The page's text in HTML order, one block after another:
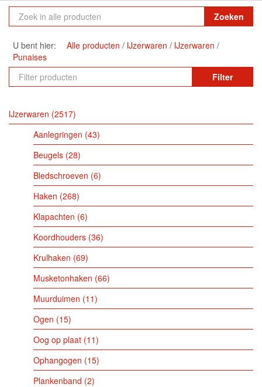
Zoeken
U bent hier: Alle producten IJzerwaren
IJzerwaren
Punaises
Filter
IJzerwaren 2517
Aanlegringen 43
Beugels 28
Bledschroeven 6
Haken 268
Klapachten 6
Koordhouders 36
Krulhaken 69
Musketonhaken 66
Muurduimen 11
Ogen 15
Oog op plaat 11
Ophangogen 15
Plankenband 2